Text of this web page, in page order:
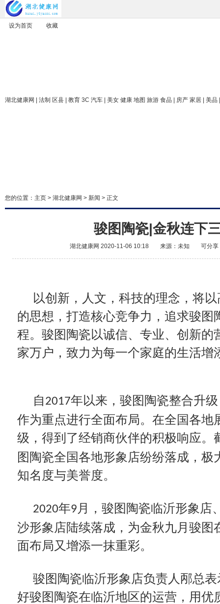
设为首页 收藏
湖北健康网 | 法制 区县 | 教育 3C 汽车 | 美女 健康 地图 旅游 食品 | 房产 家居 | 美品
您的位置： 主页 > 湖北健康网 > 新闻 > 正文
骏图陶瓷|金秋连下
湖北健康网 2020-11-06 10:18 来源：未知 可分享
以创新，人文，科技的理念，将
的思想，打造核心竞争力，追求骏图
程。骏图陶瓷以诚信、专业、创新的
家万户，致力为每一个家庭的生活增
自 2017年以来，骏图陶瓷整合升
作为重点进行全面布局。在全国各地
级，得到了经销商伙伴的积极响应。
图陶瓷全国各地形象店纷纷落成，极
知名度与美誉度。
2020年9 月，骏图陶瓷临沂形象店
沙形象店陆续落成，为金秋九月骏图
面布局又增添一抹重彩。
骏图陶瓷临沂形象店负责人邴总
好骏图陶瓷在临沂地区的运营，用优